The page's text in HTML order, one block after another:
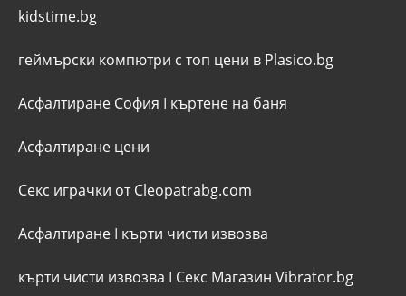
kidstime.bg
геймърски компютри с топ цени в Plasico.bg
Асфалтиране София I къртене на баня
Асфалтиране цени
Секс играчки от Cleopatrabg.com
Асфалтиране I кърти чисти извозва
кърти чисти извозва I Секс Магазин Vibrator.bg